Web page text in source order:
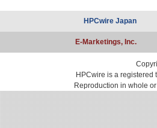
HPCwire Japan
E-Marketings, Inc.
HPCwire is a registered
Reproduction in whole